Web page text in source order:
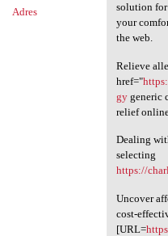
Adres
solution for
your
the web.
Relieve
href="
gygeneric
relief
Dealing
selecting
https://
Uncover
cost-
[URL=